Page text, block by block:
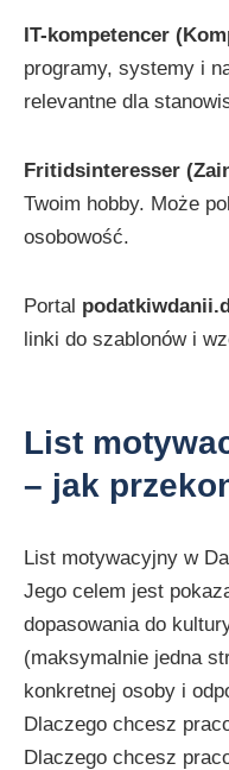
IT-kompetencer
programy, systemy i
relevantne dla
Fritidsinteresser
Twoim hobby. Może
osobowość.
Portal
linki do szablonów i
List
– jak
List motywacyjny w
Jego celem jest
dopasowania do
(maksymalnie jedna
konkretnej osoby i
Dlaczego chcesz
Dlaczego chcesz